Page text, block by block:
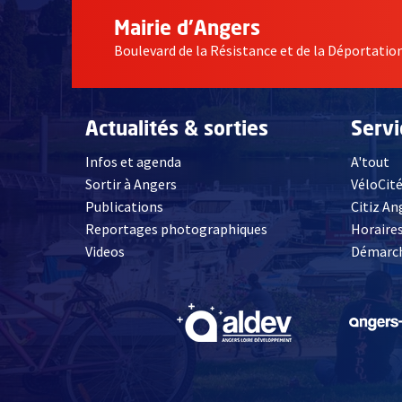
Mairie d'Angers
Boulevard de la Résistance et de la Déportation
Actualités & sorties
Infos et agenda
Sortir à Angers
Publications
Reportages photographiques
Videos, Ouvre une nouvelle fenêtre
A'tout
VéloCité
Citiz
, Ouvre une